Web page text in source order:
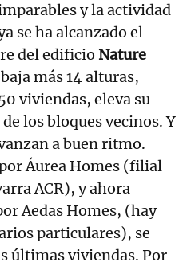
y la actividad
se ha alcanzado el
del edificio Nature
más 14 alturas,
viviendas, eleva su
los bloques vecinos. Y
a buen ritmo.
Áurea Homes (filial
ACR), y ahora
Aedas Homes, (hay
particulares), se
últimas viviendas. Por